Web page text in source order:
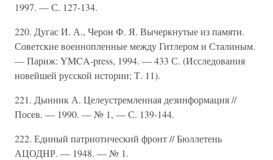
1997. — С. 127-134.
220. Дугас И. А., Черон Ф. Я. Вычеркнутые из памяти.
Советские военнопленные между Гитлером и Сталиным.
— Париж: YMCA-press, 1994. — 433 С. (Исследования
новейшей русской истории; Т. 11).
221. Дынник А. Целеустремленная дезинформация //
Посев. — 1990. — № 1, — С. 139-144.
222. Единый патриотический фронт // Бюллетень
АЦОДНР. — 1948. — № 1.